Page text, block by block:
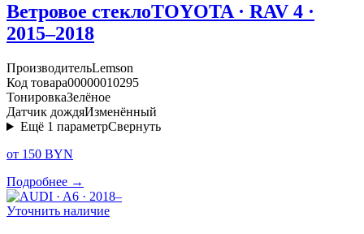
Ветровое стеклоTOYOTA · RAV 4 ·
2015–2018
ПроизводительLemson
Код товара00000010295
ТонировкаЗелёное
Датчик дождяИзменённый
Ещё 1 параметрСвернуть
от 150 BYN
Подробнее →
Уточнить наличие